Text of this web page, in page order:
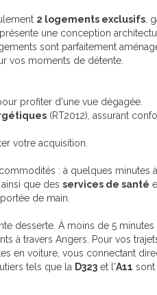
2 logements exclusifs ,
présente une conception
sont parfaitement
vos moments de détente.
profiter d'une vue dégagée.
(RT2012), assurant
votre acquisition.
: à quelques minutes
que des services de santé
de main.
desserte. À moins de 5
à travers Angers. Pour vos
en voiture, vous connectant
tels que la D323 et l'A11 sont